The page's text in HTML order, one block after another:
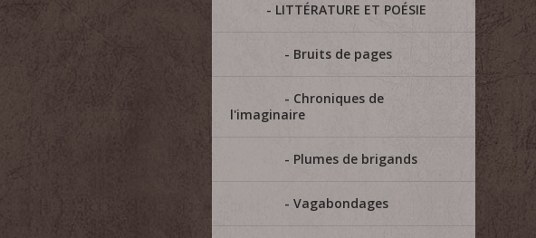
LITTÉRATURE ET POÉSIE
Bruits de pages
Chroniques de
l'imaginaire
Plumes de brigands
Vagabondages